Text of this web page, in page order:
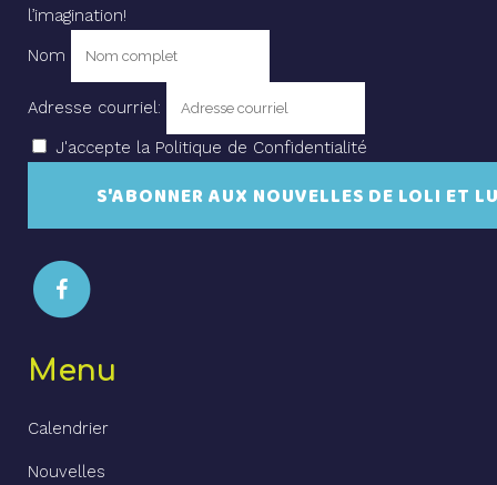
l’imagination!
Nom
Adresse courriel:
J'accepte la Politique de Confidentialité
Menu
Calendrier
Nouvelles